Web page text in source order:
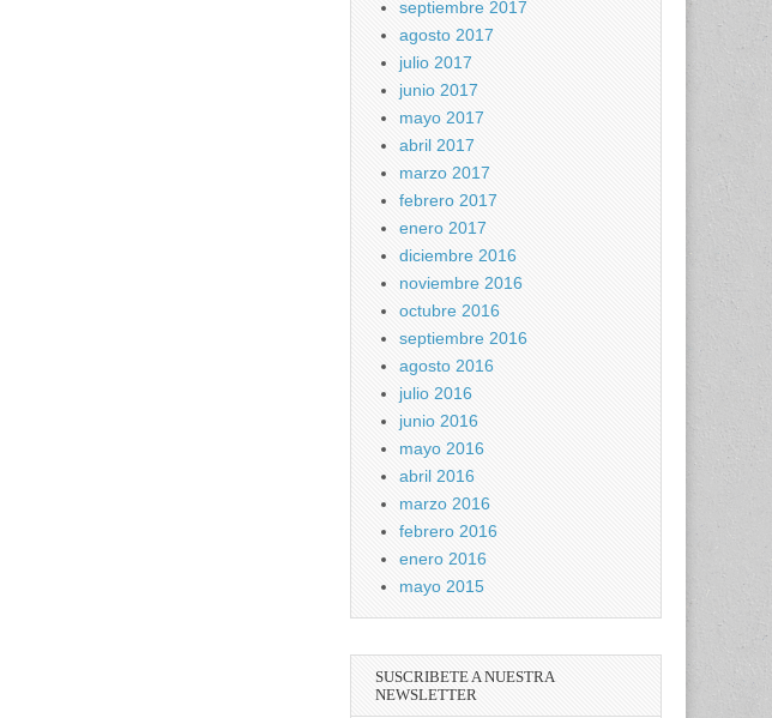
septiembre 2017
agosto 2017
julio 2017
junio 2017
mayo 2017
abril 2017
marzo 2017
febrero 2017
enero 2017
diciembre 2016
noviembre 2016
octubre 2016
septiembre 2016
agosto 2016
julio 2016
junio 2016
mayo 2016
abril 2016
marzo 2016
febrero 2016
enero 2016
mayo 2015
SUSCRIBETE A NUESTRA
NEWSLETTER